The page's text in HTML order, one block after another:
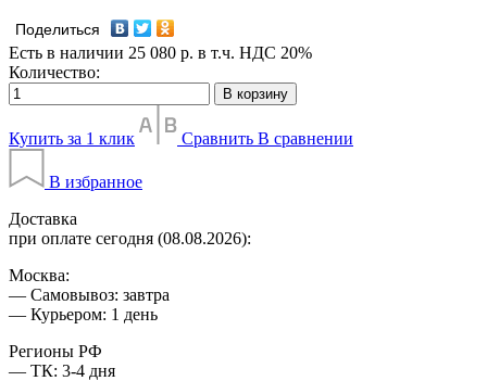
Поделиться
Есть в наличии 25 080 р. в т.ч. НДС 20%
Количество:
В корзину
Купить за 1 клик Сравнить В сравнении
В избранное
Доставка
при оплате сегодня (08.08.2026):
Москва:
— Самовывоз: завтра
— Курьером: 1 день
Регионы РФ
— ТК: 3-4 дня